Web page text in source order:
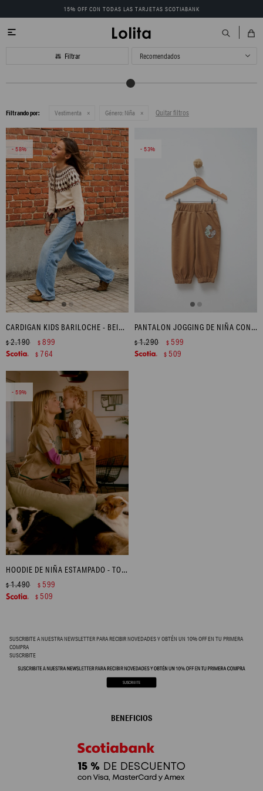
15% OFF CON TODAS LAS TARJETAS SCOTIABANK

Recomendados
Filtrando por: Vestimenta Género: Niña Quitar filtros
58
CARDIGAN KIDS BARILOCHE - BEIGE MELANGE
$2.190 $ 899
$ 764
53
PANTALON JOGGING DE NIÑA CON ESTAMPA - TOSTADO
$1.290 $ 599
$ 509
59
HOODIE DE NIÑA ESTAMPADO - TOSTADO
$1.490 $ 599
$ 509
SUSCRIBITE A NUESTRA NEWSLETTER PARA RECIBIR NOVEDADES Y OBTÉN UN 10% OFF EN TU PRIMERA
COMPRA
SUSCRIBITE
BENEFICIOS